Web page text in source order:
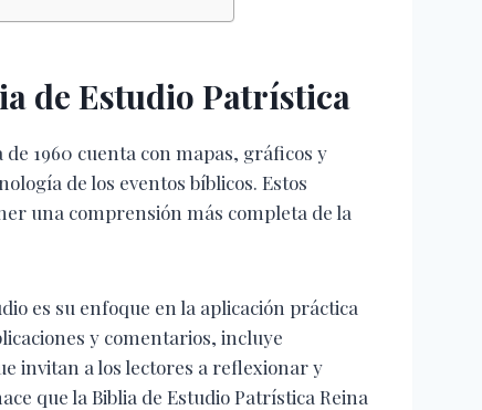
de Estudio Patrística
1960 cuenta con mapas, gráficos y
de los eventos bíblicos. Estos
una comprensión más completa de la
es su enfoque en la aplicación práctica
y comentarios, incluye
invitan a los lectores a reflexionar y
que la Biblia de Estudio Patrística Reina